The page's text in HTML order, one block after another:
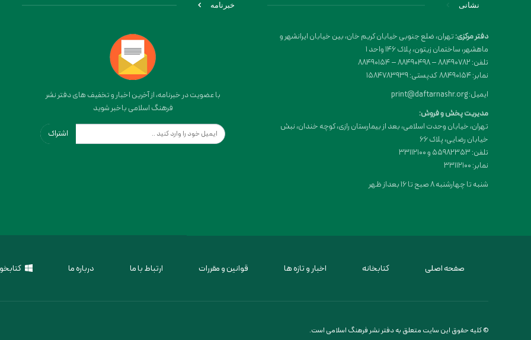
نشانی
دفتر مرکزی:تهران، ضلع جنوبی خیابان کریم خان، بین خیابان ایرانشهر و
ماهشهر، ساختمان زیتون، پلاک 146 واحد 1
تلفن: 88490782 – 88490498 – 88490154
نمابر: 88490154 کدپستی: 1584783939
ایمیل: print@daftarnashr.org
مدیریت پخش و فروش:
تهران، خیابان وحدت اسلامی، بعد از بیمارستان رازی، کوچه خندان، نبش
خیابان رضایی، پلاک ۶۶
تلفن: 55982353 و 33112100
نمابر: 33112100
شنبه تا چهارشنبه 8 صبح تا 16 بعداز ظهر
خبرنامه
با عضویت در خبرنامه، از آخرین اخبار و تخفیف های دفتر نشر
فرهنگ اسلامی باخبر شوید
اشتراک
صفحه اصلی کتابخانه اخبار و تازه ها قوانین و مقررات ارتباط با ما درباره ما
© کلیه حقوق این سایت متعلق به دفتر نشر فرهنگ اسلامی است.